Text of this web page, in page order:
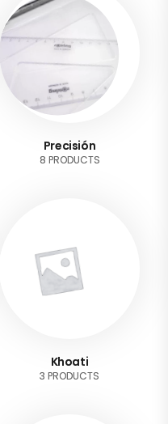
Precisión
8 PRODUCTS
Khoati
3 PRODUCTS